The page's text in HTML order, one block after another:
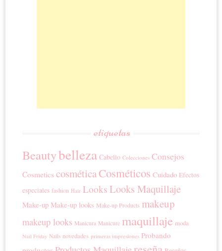
etiquetas
Beautybelleza Cabello Colecciones Consejos
Cosmetics cosméticaCosméticos Cuidado Efectos
especiales fashion Hair Looks Looks Maquillaje
Make-up Make-up looks Make-up Products makeup
makeup looks Manicura Manicure maquillaje moda
Nail Friday Nails novedades primeras impresiones Probando